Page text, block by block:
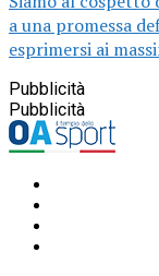
a una promessa
esprimersi ai
Pubblicità
Pubblicità